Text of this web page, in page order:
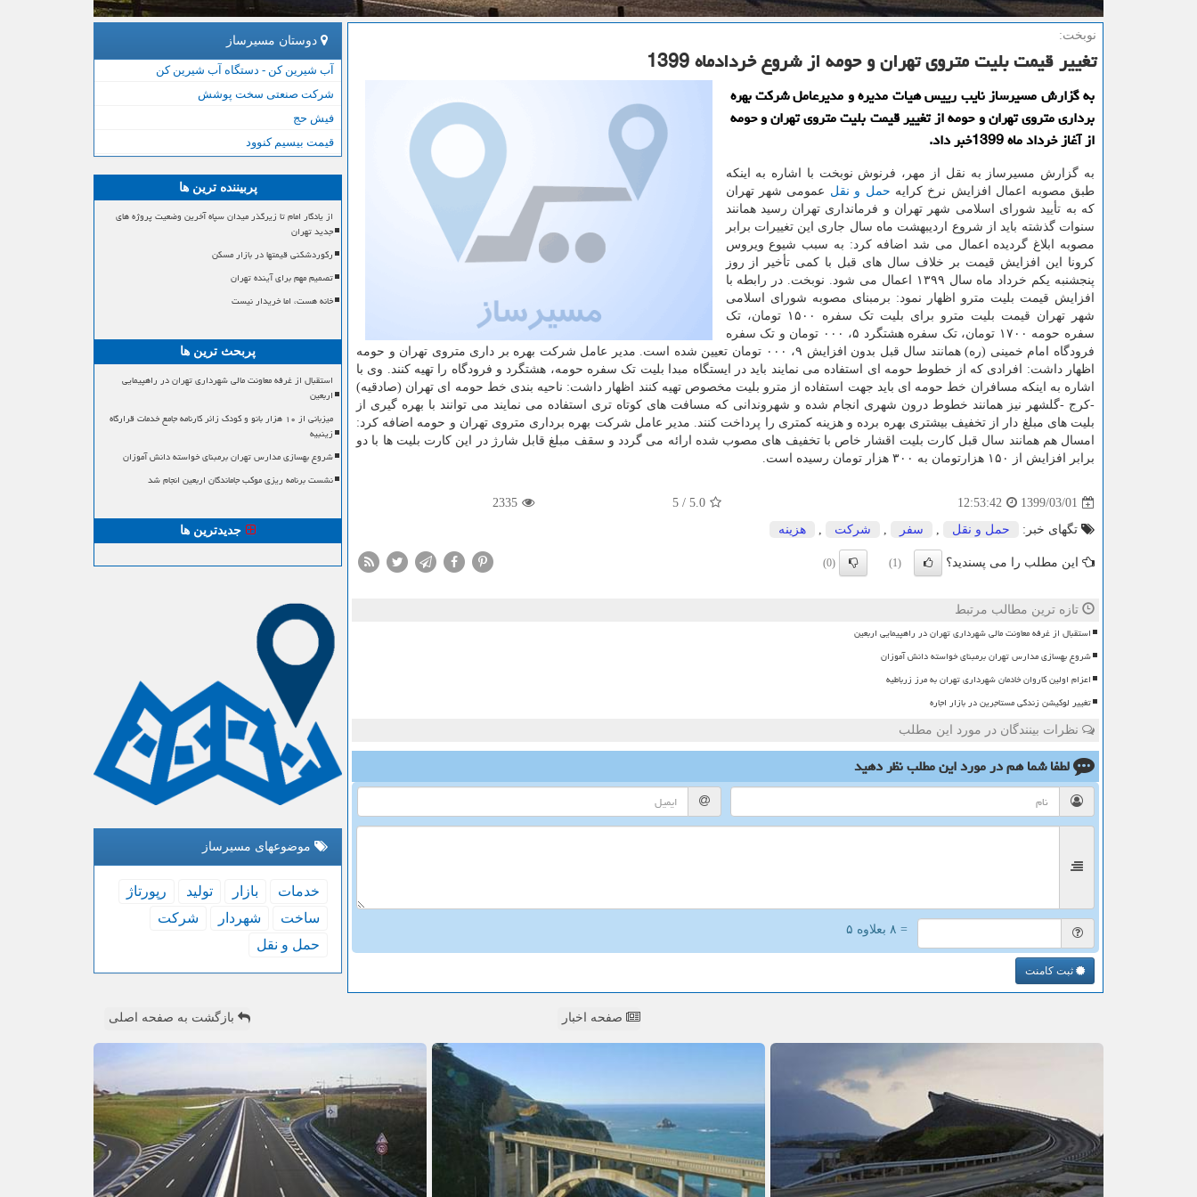
نوبخت:
تغییر قیمت بلیت متروی تهران و حومه از شروع خردادماه 1399
به گزارش مسیرساز نایب رییس هیات مدیره و مدیرعامل شركت بهره
برداری متروی تهران و حومه از تغییر قیمت بلیت متروی تهران و حومه
از آغاز خرداد ماه 1399خبر داد.
به گزارش مسیرساز به نقل از مهر، فرنوش نوبخت با اشاره به اینکه
طبق مصوبه اعمال افزایش نرخ کرایه حمل و نقل عمومی شهر تهران
که به تأیید شورای اسلامی شهر تهران و فرمانداری تهران رسید همانند
سنوات گذشته باید از شروع اردیبهشت ماه سال جاری این تغییرات برابر
مصوبه ابلاغ گردیده اعمال می شد اضافه کرد: به سبب شیوع ویروس
کرونا این افزایش قیمت بر خلاف سال های قبل با کمی تأخیر از روز
پنجشنبه یکم خرداد ماه سال ۱۳۹۹ اعمال می شود. نوبخت. در رابطه با
افزایش قیمت بلیت مترو اظهار نمود: برمبنای مصوبه شورای اسلامی
شهر تهران قیمت بلیت مترو برای بلیت تک سفره ۱۵۰۰ تومان، تک
سفره حومه ۱۷۰۰ تومان، تک سفره هشتگرد ۵، ۰۰۰ تومان و تک سفره
فرودگاه امام خمینی (ره) همانند سال قبل بدون افزایش ۹، ۰۰۰ تومان تعیین شده است. مدیر عامل شرکت بهره بر داری متروی تهران و حومه
اظهار داشت: افرادی که از خطوط حومه ای استفاده می نمایند باید در ایستگاه مبدا بلیت تک سفره حومه، هشتگرد و فرودگاه را تهیه کنند. وی با
اشاره به اینکه مسافران خط حومه ای باید جهت استفاده از مترو بلیت مخصوص تهیه کنند اظهار داشت: ناحیه بندی خط حومه ای تهران (صادقیه)
-کرج -گلشهر نیز همانند خطوط درون شهری انجام شده و شهروندانی که مسافت های کوتاه تری استفاده می نمایند می توانند با بهره گیری از
بلیت های مبلغ دار از تخفیف بیشتری بهره برده و هزینه کمتری را پرداخت کنند. مدیر عامل شرکت بهره برداری متروی تهران و حومه اضافه کرد:
امسال هم همانند سال قبل کارت بلیت اقشار خاص با تخفیف های مصوب شده ارائه می گردد و سقف مبلغ قابل شارژ در این کارت بلیت ها با دو
برابر افزایش از ۱۵۰ هزارتومان به ۳۰۰ هزار تومان رسیده است.
1399/03/01
12:53:42
5.0
/
5
2335
تگهای خبر: حمل و نقل , سفر , شركت , هزینه
این مطلب را می پسندید؟ (1)
(0)
تازه ترین مطالب مرتبط
استقبال از غرفه معاونت مالی شهرداری تهران در راهپیمایی اربعین
شروع بهسازی مدارس تهران برمبنای خواسته دانش آموزان
اعزام اولین کاروان خادمان شهرداری تهران به مرز زرباطیه
تغییر لوکیشن زندگی مستاجرین در بازار اجاره
نظرات بینندگان در مورد این مطلب
لطفا شما همدر مورد این مطلبنظر دهید
= ۸ بعلاوه ۵
ثبت کامنت
دوستان مسیرساز
آب شیرین کن - دستگاه آب شیرین کن
شرکت صنعتی سخت پوشش
فیش حج
قیمت بیسیم کنوود
پربیننده ترین ها
از یادگار امام تا زیرگذر میدان سپاه آخرین وضعیت پروژه های
جدید تهران
رکوردشکنی قیمتها در بازار مسکن
تصمیم مهم برای آینده تهران
خانه هست، اما خریدار نیست
پربحث ترین ها
استقبال از غرفه معاونت مالی شهرداری تهران در راهپیمایی
اربعین
میزبانی از ۱۰ هزار بانو و کودک زائر کارنامه جامع خدمات قرارگاه
زینبیه
شروع بهسازی مدارس تهران برمبنای خواسته دانش آموزان
نشست برنامه ریزی موکب جاماندگان اربعین انجام شد
جدیدترین ها
موضوعهای مسیرساز
خدمات بازار تولید
رپورتاژ
ساخت
شهردار
شركت
حمل و نقل
صفحه اخبار بازگشت به صفحه اصلی